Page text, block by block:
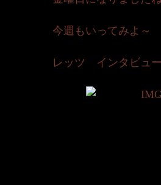
今週もいってみよ～
レッツ インタビュ